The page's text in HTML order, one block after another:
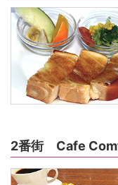
2番街 Cafe